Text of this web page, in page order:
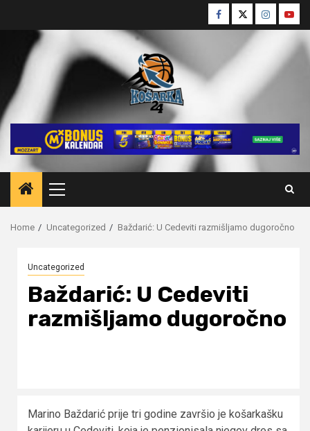
content
Facebook
TwitterInstagram
Primary
Menu
Home Uncategorized Baždarić: U Cedeviti razmišljamo dugoročno
Uncategorized
Baždarić: U Cedeviti
razmišljamo dugoročno
Marino Baždarić prije tri godine završio je košarkašku